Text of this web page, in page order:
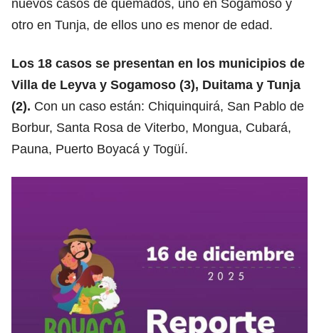
nuevos casos de quemados, uno en Sogamoso y
otro en Tunja, de ellos uno es menor de edad.
Los 18 casos se presentan en los municipios de
Villa de Leyva y Sogamoso (3), Duitama y Tunja
(2). Con un caso están: Chiquinquirá, San Pablo de
Borbur, Santa Rosa de Viterbo, Mongua, Cubará,
Pauna, Puerto Boyacá y Togüí.